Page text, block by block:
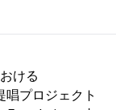
ける
プロジェクト